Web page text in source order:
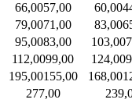
66,0057,00 60,00
79,0071,00 83,00
95,0083,00 103,00
112,0099,00 124,00
195,00155,00 168,00
277,00